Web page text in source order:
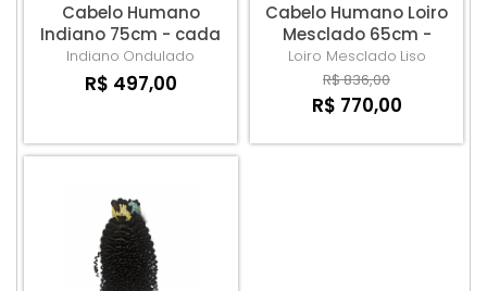
Cabelo Humano
Indiano 75cm - cada
100gm
Indiano Ondulado
R$ 497,00
Cabelo Humano Loiro
Mesclado 65cm -
cada 100gm
Loiro Mesclado Liso
R$ 836,00
R$ 770,00